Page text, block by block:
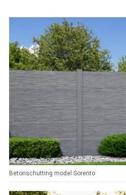
Betonschutting model Sorento